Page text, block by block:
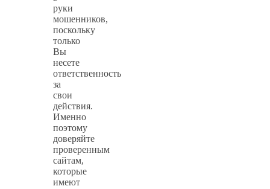
руки
мошенников,
поскольку
только
Вы
несете
ответственность
за
свои
действия.
Именно
поэтому
доверяйте
проверенным
сайтам,
которые
имеют